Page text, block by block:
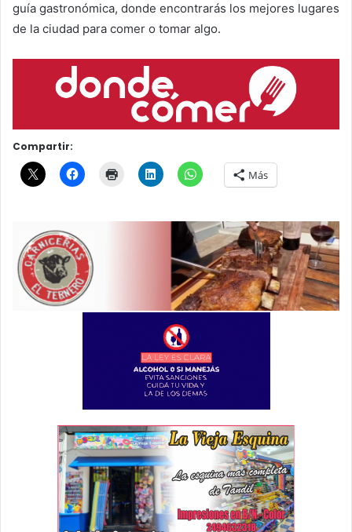
guía gastronómica, donde encontrarás los mejores lugares
de la ciudad para comer o tomar algo.
Compartir:
Más